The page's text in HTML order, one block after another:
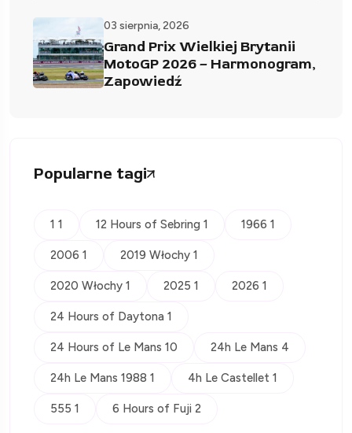
03 sierpnia, 2026
Grand Prix Wielkiej Brytanii
MotoGP 2026 – Harmonogram,
Zapowiedź
Popularne tagi
1 1 12 Hours of Sebring 1 1966 1
2006 1 2019 Włochy 1
2020 Włochy 1 2025 1 2026 1
24 Hours of Daytona 1
24 Hours of Le Mans 10 24h Le Mans 4
24h Le Mans 1988 1 4h Le Castellet 1
555 1 6 Hours of Fuji 2